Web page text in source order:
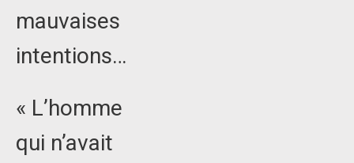
mauvaises
intentions…
« L’homme
qui n’avait